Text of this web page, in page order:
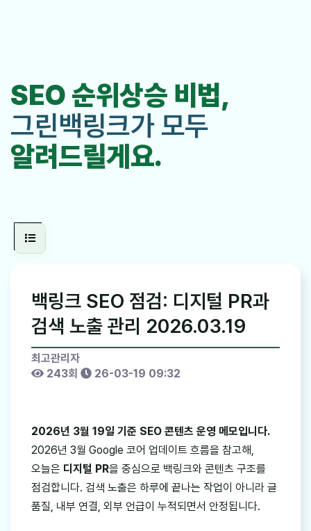
SEO 순위상승 비법,
그린백링크가 모두
알려드릴게요.
백링크 SEO 점검: 디지털 PR과
검색 노출 관리 2026.03.19
최고관리자
243회
26-03-19 09:32
2026년 3월 19일 기준 SEO 콘텐츠 운영 메모입니다.
2026년 3월 Google 코어 업데이트 흐름을 참고해,
오늘은 디지털 PR을 중심으로 백링크와 콘텐츠 구조를
점검합니다. 검색 노출은 하루에 끝나는 작업이 아니라 글
품질, 내부 연결, 외부 언급이 누적되면서 안정됩니다.